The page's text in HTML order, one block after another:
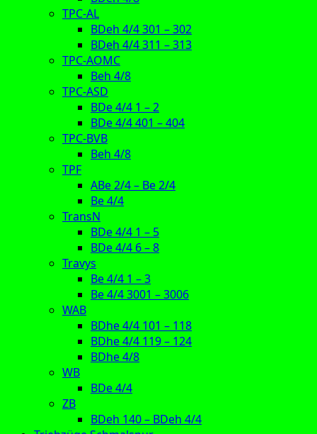
TPC-AL
BDeh 4/4 301 – 302
BDeh 4/4 311 – 313
TPC-AOMC
Beh 4/8
TPC-ASD
BDe 4/4 1 – 2
BDe 4/4 401 – 404
TPC-BVB
Beh 4/8
TPF
ABe 2/4 – Be 2/4
Be 4/4
TransN
BDe 4/4 1 – 5
BDe 4/4 6 – 8
Travys
Be 4/4 1 – 3
Be 4/4 3001 – 3006
WAB
BDhe 4/4 101 – 118
BDhe 4/4 119 – 124
BDhe 4/8
WB
BDe 4/4
ZB
BDeh 140 – BDeh 4/4